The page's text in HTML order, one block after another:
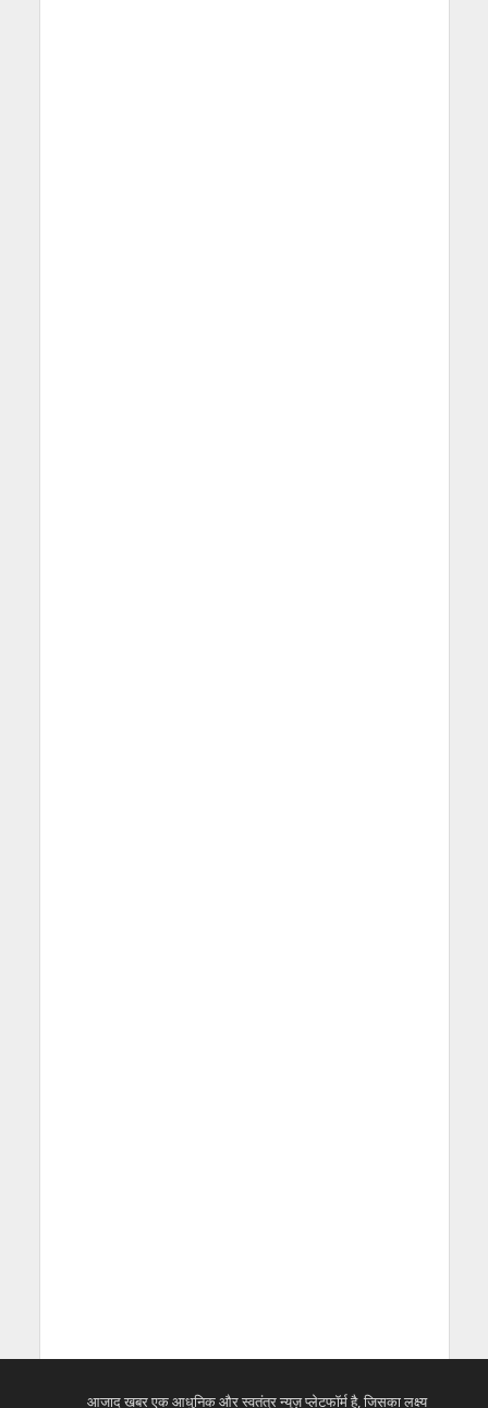
आजाद खबर एक आधुनिक और स्वतंत्र न्यूज़ प्लेटफॉर्म है, जिसका लक्ष्य